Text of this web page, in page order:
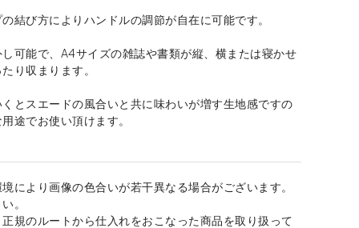
結び方によりハンドルの調節が自在に可能です。
し可能で、A4サイズの雑誌や書類が縦、横または寝かせ
り収まります。
とスエードの風合いと共に味わいが増す生地感ですの
途でお使い頂けます。
により画像の色合いが若干異なる場合がございます。
。
規のルートから仕入れをおこなった商品を取り扱って